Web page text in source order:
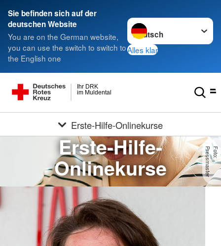
Sie befinden sich auf der
deutschen Website
You are on the German website,
you can use the switch to switch to
the English one
Sprache wechseln zu
Alles klar
im Muldental
Ihr DRK
Erste-Hilfe-Onlinekurse
F
o
t
o
:
P
r
e
s
s
m
a
s
t
e
r
Erste-Hilfe-
Onlinekurse